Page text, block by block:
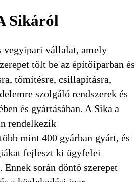
Sikáról
vegyipari vállalat, amely
tölt be az építőiparban és
tömítésre, csillapításra,
szolgáló rendszerek és
és gyártásában. A Sika a
rendelkezik
mint 400 gyárban gyárt, és
fejleszt ki ügyfelei
Ennek során döntő szerepet